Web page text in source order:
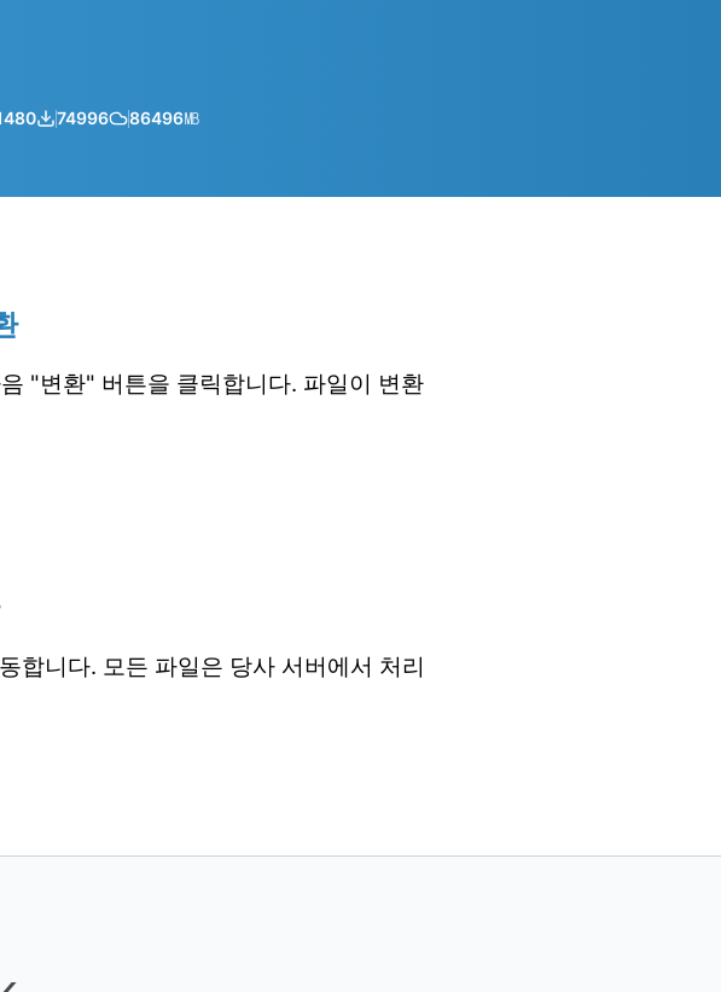
74996 86496㎆︎
"변환" 버튼을 클릭합니다. 파일이 변환
합니다. 모든 파일은 당사 서버에서 처리